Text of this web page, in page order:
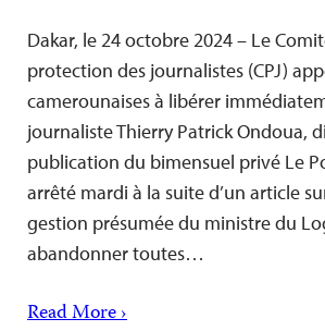
Dakar, le 24 octobre 2024 – Le
protection des journalistes (CPJ)
camerounaises à libérer
journaliste Thierry Patrick Ondoua,
publication du bimensuel privé Le
arrêté mardi à la suite d’un article
gestion présumée du ministre du
abandonner toutes…
Read More ›